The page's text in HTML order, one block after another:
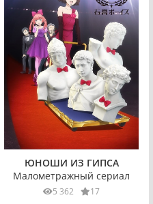
ЮНОШИ ИЗ ГИПСА
Малометражный сериал
5 362 17